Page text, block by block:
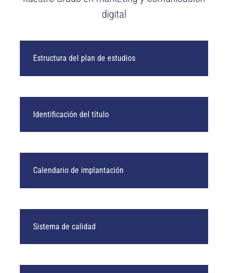
digital
Estructura del plan de estudios
Identificación del título
Calendario de implantación
Sistema de calidad